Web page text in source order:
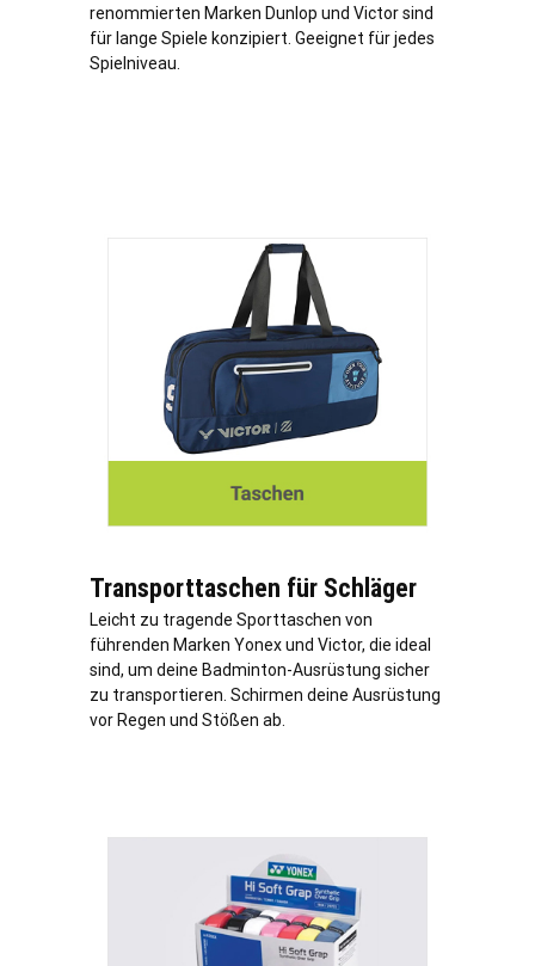
renommierten Marken Dunlop und Victor sind
für lange Spiele konzipiert. Geeignet für jedes
Spielniveau.
Transporttaschen für Schläger
Leicht zu tragende Sporttaschen von
führenden Marken Yonex und Victor, die ideal
sind, um deine Badminton-Ausrüstung sicher
zu transportieren. Schirmen deine Ausrüstung
vor Regen und Stößen ab.